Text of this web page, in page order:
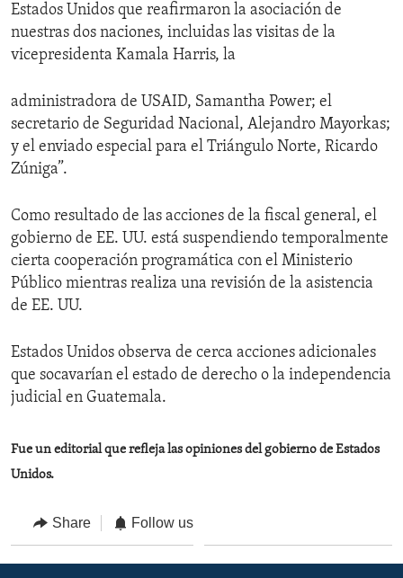
Estados Unidos que reafirmaron la asociación de
nuestras dos naciones, incluidas las visitas de la
vicepresidenta Kamala Harris, la
administradora de USAID, Samantha Power; el
secretario de Seguridad Nacional, Alejandro Mayorkas;
y el enviado especial para el Triángulo Norte, Ricardo
Zúniga”.
Como resultado de las acciones de la fiscal general, el
gobierno de EE. UU. está suspendiendo temporalmente
cierta cooperación programática con el Ministerio
Público mientras realiza una revisión de la asistencia
de EE. UU.
Estados Unidos observa de cerca acciones adicionales
que socavarían el estado de derecho o la independencia
judicial en Guatemala.
Fue un editorial que refleja las opiniones del gobierno de Estados
Unidos.
Share Follow us